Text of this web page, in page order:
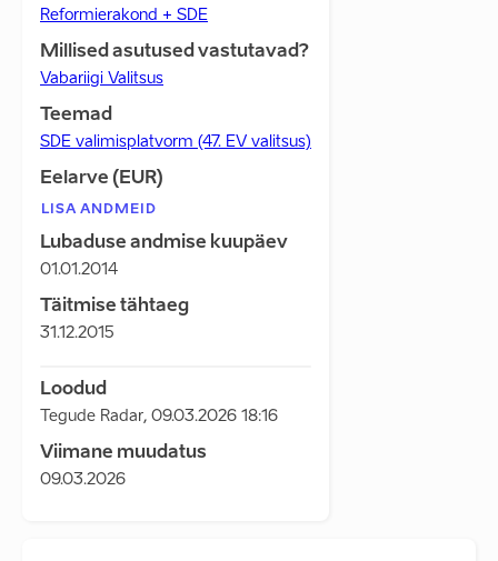
Reformierakond + SDE
Millised asutused vastutavad?
Vabariigi Valitsus
Teemad
SDE valimisplatvorm (47. EV valitsus)
Eelarve (EUR)
LISA ANDMEID
Lubaduse andmise kuupäev
01.01.2014
Täitmise tähtaeg
31.12.2015
Loodud
Tegude Radar, 09.03.2026 18:16
Viimane muudatus
09.03.2026